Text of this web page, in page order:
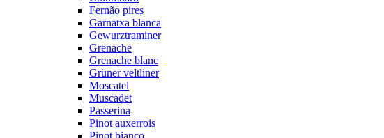
Fernão pires
Garnatxa blanca
Gewurztraminer
Grenache
Grenache blanc
Grüner veltliner
Moscatel
Muscadet
Passerina
Pinot auxerrois
Pinot bianco